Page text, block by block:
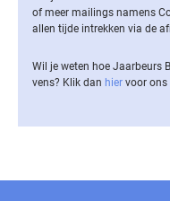
of meer mailings namens
allen tijde intrekken via de
Wil je weten hoe Jaarbeurs
vens? Klik dan hier voor ons